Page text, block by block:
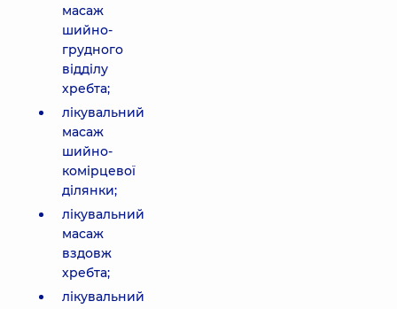
масаж
шийно-
грудного
відділу
хребта;
лікувальний
масаж
шийно-
комірцевої
ділянки;
лікувальний
масаж
вздовж
хребта;
лікувальний